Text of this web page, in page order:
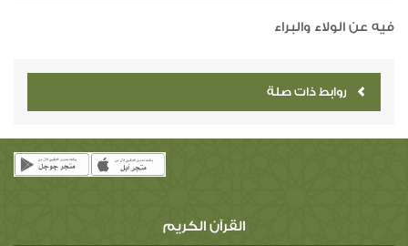
فيه عن الولاء والبراء
روابط ذات صلة
القرآن الكريم